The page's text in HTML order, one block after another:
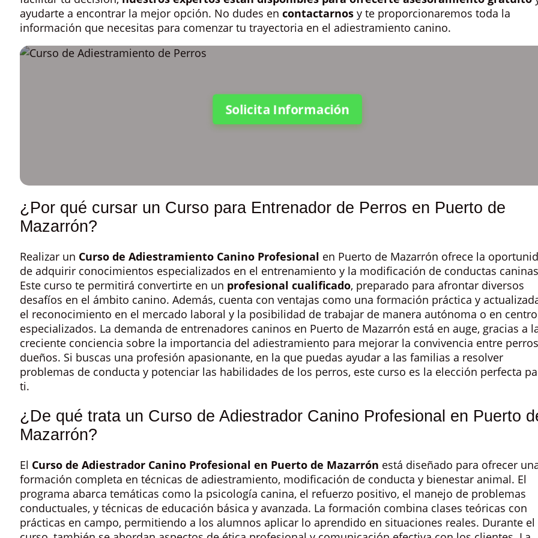
ayudarte a encontrar la mejor opción. No dudes en contactarnos y te proporcionaremos toda la
información que necesitas para comenzar tu trayectoria en el adiestramiento canino.
Solicita Información
¿Por qué cursar un Curso para Entrenador de Perros en Puerto de
Mazarrón?
Realizar un Curso de Adiestramiento Canino Profesional en Puerto de Mazarrón ofrece la
de adquirir conocimientos especializados en el entrenamiento y la modificación de conductas
Este curso te permitirá convertirte en un profesional cualificado, preparado para afrontar diversos
desafíos en el ámbito canino. Además, cuenta con ventajas como una formación práctica y
el reconocimiento en el mercado laboral y la posibilidad de trabajar de manera autónoma o en
especializados. La demanda de entrenadores caninos en Puerto de Mazarrón está en auge, gracias a
creciente conciencia sobre la importancia del adiestramiento para mejorar la convivencia entre
dueños. Si buscas una profesión apasionante, en la que puedas ayudar a las familias a resolver
problemas de conducta y potenciar las habilidades de los perros, este curso es la elección perfecta
ti.
¿De qué trata un Curso de Adiestrador Canino Profesional en Puerto
Mazarrón?
El Curso de Adiestrador Canino Profesional en Puerto de Mazarrón está diseñado para ofrecer
formación completa en técnicas de adiestramiento, modificación de conducta y bienestar animal. El
programa abarca temáticas como la psicología canina, el refuerzo positivo, el manejo de problemas
conductuales, y técnicas de educación básica y avanzada. La formación combina clases teóricas con
prácticas en campo, permitiendo a los alumnos aplicar lo aprendido en situaciones reales. Durante el